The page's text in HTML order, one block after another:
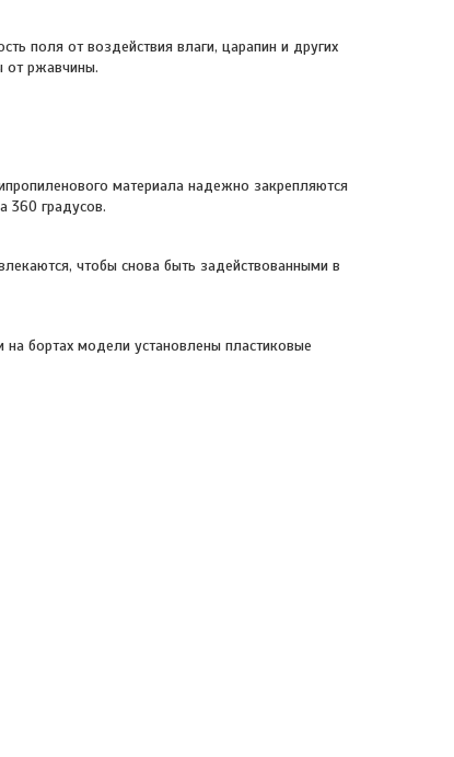
поля от воздействия влаги, царапин и других
от ржавчины.
материала надежно закрепляются
360 градусов.
чтобы снова быть задействованными в
бортах модели установлены пластиковые